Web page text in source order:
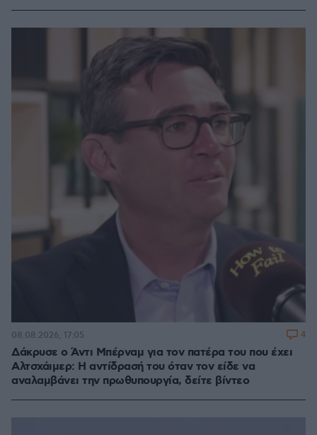
Δάκρυσε ο Άντι Μπέρναμ για τον πατέρα του που έχει
Αλτσχάιμερ: Η αντίδρασή του όταν τον είδε να
αναλαμβάνει την πρωθυπουργία, δείτε βίντεο
08.08.2026, 17:05 4